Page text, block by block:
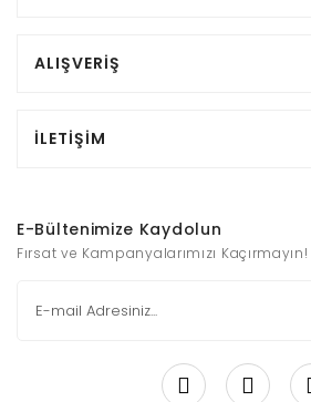
ALIŞVERİŞ
İLETİŞİM
E-Bültenimize Kaydolun
Fırsat ve Kampanyalarımızı Kaçırmayın!